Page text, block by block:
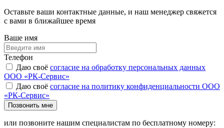
Оставьте ваши контактные данные, и наш менеджер свяжется
с вами в ближайшее время
Ваше имя
Телефон
Даю своё согласие на обработку персональных данных
ООО «РК-Сервис»
Даю своё согласие на политику конфиденциальности ООО
«РК-Сервис»
Позвонить мне
или позвоните нашим специалистам по бесплатному номеру: